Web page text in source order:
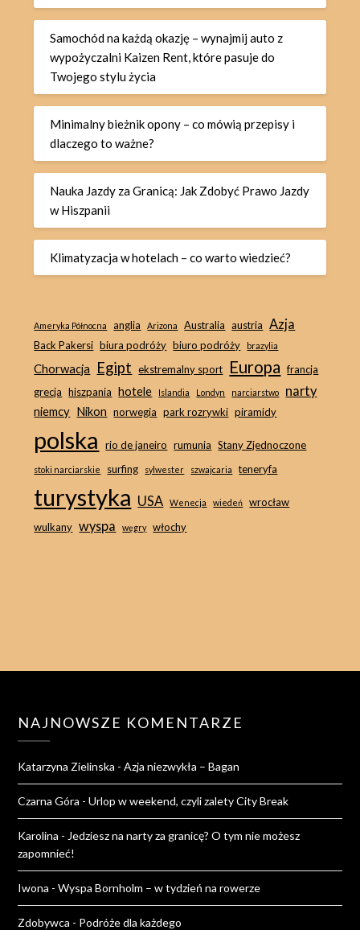
Samochód na każdą okazję – wynajmij auto z
wypożyczalni Kaizen Rent, które pasuje do
Twojego stylu życia
Minimalny bieżnik opony – co mówią przepisy i
dlaczego to ważne?
Nauka Jazdy za Granicą: Jak Zdobyć Prawo Jazdy
w Hiszpanii
Klimatyzacja w hotelach – co warto wiedzieć?
Ameryka Północna anglia Arizona Australia austria Azja
Back Pakersi biura podróży biuro podróży brazylia
Chorwacja Egipt ekstremalny sport Europa francja
grecja hiszpania hotele Islandia Londyn narciarstwo narty
niemcy Nikon norwegia park rozrywki piramidy
polska rio de janeiro rumunia Stany Zjednoczone
stoki narciarskie surfing sylwester szwajcaria teneryfa
turystyka USA Wenecja wiedeń
wrocław
wulkany wyspa węgry włochy
NAJNOWSZE KOMENTARZE
Katarzyna Zielinska -Azja niezwykła – Bagan
Czarna Góra -Urlop w weekend, czyli zalety City Break
Karolina - Jedziesz na narty za granicę? O tym nie możesz
zapomnieć!
Iwona -Wyspa Bornholm – w tydzień na rowerze
Zdobywca - Podróże dla każdego